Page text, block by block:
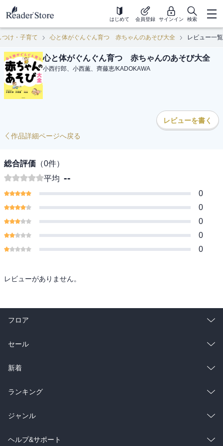
はじめて 会員登録 サインイン 検索
つけ・子育て 心と体がぐんぐん育つ 赤ちゃんのあそび大全 レビュー一覧
心と体がぐんぐん育つ 赤ちゃんのあそび大全
小西行郎、小西薫、齊藤恵/KADOKAWA
レビューを書く
作品詳細ページへ戻る
総合評価 （0件）
平均 --
0
0
0
0
0
レビューがありません。
フロア
総合
ラノベ
雑誌・グラビア
BL・TL
セール
総合
ラノベ
雑誌・グラビア
BL・TL
新着
総合
ラノベ
雑誌・グラビア
ランキング
総合
ラノベ
ジャンル
コミック
ヘルプ&サポート